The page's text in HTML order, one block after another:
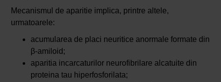
Mecanismul de aparitie implica, printre altele,
urmatoarele:
acumularea de placi neuritice anormale formate din
β-amiloid;
aparitia incarcaturilor neurofibrilare alcatuite din
proteina tau hiperfosforilata;